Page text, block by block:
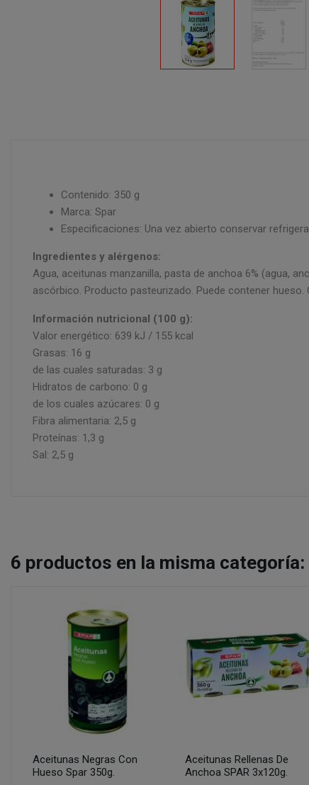
Contenido: 350 g
Marca: Spar
Especificaciones: Una vez abierto conservar
Ingredientes y alérgenos:
Agua, aceitunas manzanilla, pasta de anchoa 6% (agua,
ascórbico. Producto pasteurizado. Puede contener hueso.
Información nutricional (100 g):
Valor energético: 639 kJ / 155 kcal
Grasas: 16 g
de las cuales saturadas: 3 g
Hidratos de carbono: 0 g
de los cuales azúcares: 0 g
Fibra alimentaria: 2,5 g
Proteínas: 1,3 g
Sal: 2,5 g
6 productos en la misma categoría:
Aceitunas Negras Con
Hueso Spar 350g.
Aceitunas Rellenas De
Anchoa SPAR 3x120g.